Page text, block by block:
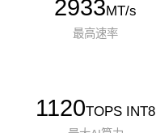
2933MT/s
最高速率
1120TOPS INT8